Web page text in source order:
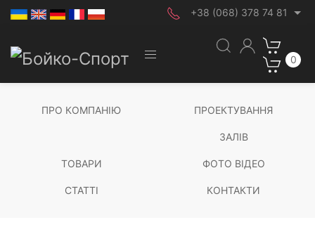
+38 (068) 378 74 81
0
ПРО КОМПАНІЮ ПРОЕКТУВАННЯ
ЗАЛІВ
ТОВАРИ ФОТО ВІДЕО
СТАТТІ КОНТАКТИ